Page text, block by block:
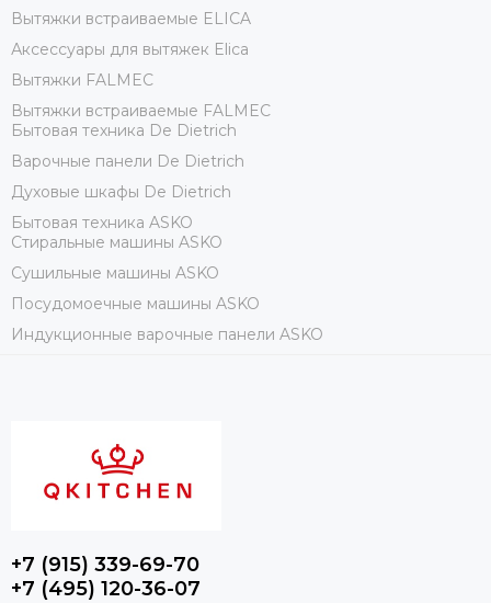
Вытяжки встраиваемые ELICA
Аксессуары для вытяжек Elica
Вытяжки FALMEC
Вытяжки встраиваемые FALMEC
Бытовая техника De Dietrich
Варочные панели De Dietrich
Духовые шкафы De Dietrich
Бытовая техника ASKO
Стиральные машины ASKO
Сушильные машины ASKO
Посудомоечные машины ASKO
Индукционные варочные панели ASKO
+7 (915) 339-69-70
+7 (495) 120-36-07